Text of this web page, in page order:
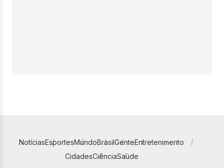
NotíciasEsportesMundoBrasilGenteEntretenimento
CidadesCiênciaSaúde